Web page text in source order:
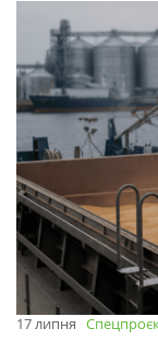
17 липня